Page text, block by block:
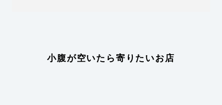
小腹が空いたら寄りたいお店